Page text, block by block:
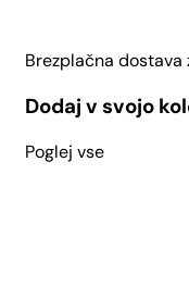
Brezplačna dostava
Dodaj v svojo
Poglej vse